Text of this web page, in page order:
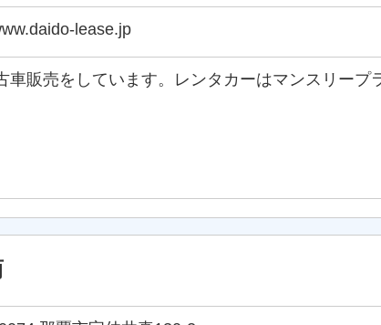
lease.jp
車販売をしています。レンタカーはマンスリープ